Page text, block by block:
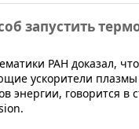
запустить
РАН доказал,
ускорители
энергии, говорится в